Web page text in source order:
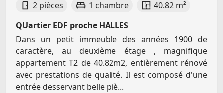
2 pièces 1 chambre
40.82 m²
QUartier EDF proche HALLES
Dans un petit immeuble des années 1900 de
caractère, au deuxième étage , magnifique
appartement T2 de 40.82m2, entièrement rénové
avec prestations de qualité. Il est composé d'une
entrée desservant belle piè...